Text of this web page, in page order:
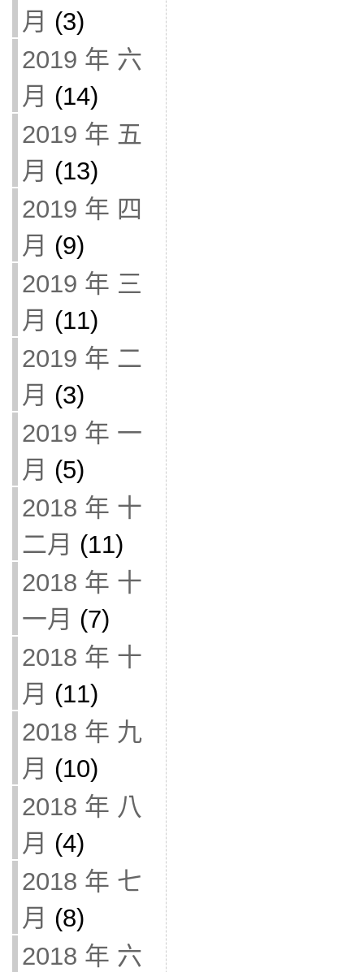
月 (3)
2019 年 六
月 (14)
2019 年 五
月 (13)
2019 年 四
月 (9)
2019 年 三
月 (11)
2019 年 二
月 (3)
2019 年 一
月 (5)
2018 年 十
二月 (11)
2018 年 十
一月 (7)
2018 年 十
月 (11)
2018 年 九
月 (10)
2018 年 八
月 (4)
2018 年 七
月 (8)
2018 年 六